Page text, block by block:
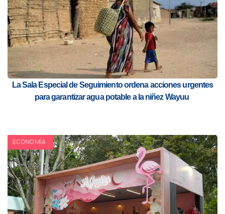
La Sala Especial de Seguimiento ordena acciones urgentes
para garantizar agua potable a la niñez Wayuu
ECONOMÍA